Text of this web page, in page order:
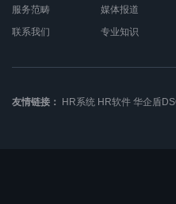
服务范畴
联系我们
媒体报道
专业知识
友情链接： HR系统 HR软件 华企盾